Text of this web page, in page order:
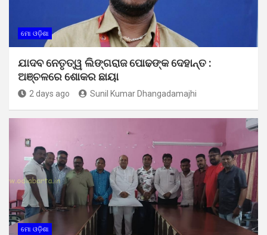
ମୋ ଓଡ଼ିଶା
ଯାଦବ ନେତୃତ୍ୱ ଲିଙ୍ଗରାଜ ପୋଢଙ୍କ ଦେହାନ୍ତ :
ଅଞ୍ଚଳରେ ଶୋକର ଛାୟା
2 days ago Sunil Kumar Dhangadamajhi
ମୋ ଓଡ଼ିଶା